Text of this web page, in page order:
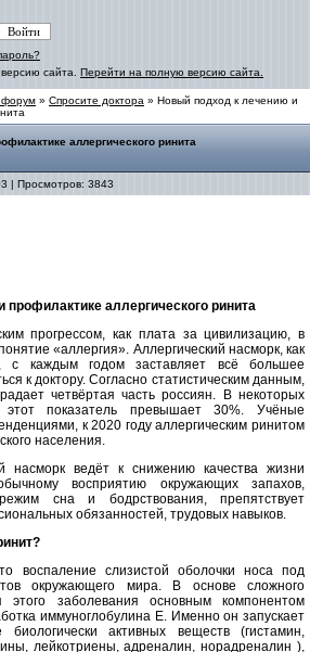
сайта. Перейти на полную версию сайта.
форум » Спросите доктора » Новый подход к лечению и
аллергического ринита
| Просмотров: 3843
аллергического ринита
прогрессом, как плата за цивилизацию, в
«аллергия». Аллергический насморк, как
с каждым годом заставляет всё большее
к доктору. Согласно статистическим данным,
четвёртая часть россиян. В некоторых
показатель превышает 30%. Учёные
к 2020 году аллергическим ринитом
населения.
насморк ведёт к снижению качества жизни
восприятию окружающих запахов,
сна и бодрствования, препятствует
обязанностей, трудовых навыков.
воспаление слизистой оболочки носа под
окружающего мира. В основе сложного
этого заболевания основным компонентом
иммуноглобулина Е. Именно он запускает
активных веществ (гистамин,
лейкотриены, адреналин, норадреналин ),